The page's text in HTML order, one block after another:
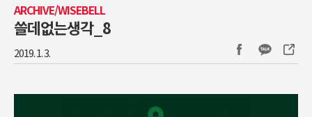
ARCHIVE/WISEBELL
쓸데없는생각_8
2019. 1. 3.